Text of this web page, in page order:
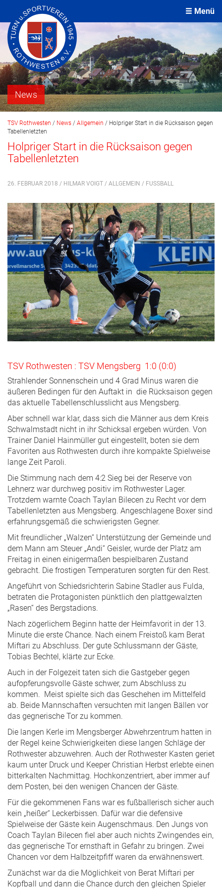
Menü
News
TSV Rothwesten / News / Allgemein / Holpriger Start in die Rücksaison gegen
Tabellenletzten
Holpriger Start in die Rücksaison gegen
Tabellenletzten
26. FEBRUAR 2018 / HILMAR VOIGT / ALLGEMEIN / FUSSBALL
TSV Rothwesten : TSV Mengsberg 1:0 (0:0)
Strahlender Sonnenschein und 4 Grad Minus waren die
äußeren Bedingen für den Auftakt in die Rücksaison gegen
das aktuelle Tabellenschlusslicht aus Mengsberg.
Aber schnell war klar, dass sich die Männer aus dem Kreis
Schwalmstadt nicht in ihr Schicksal ergeben würden. Von
Trainer Daniel Hainmüller gut eingestellt, boten sie dem
Favoriten aus Rothwesten durch ihre kompakte Spielweise
lange Zeit Paroli.
Die Stimmung nach dem 4:2 Sieg bei der Reserve von
Lehnerz war durchweg positiv im Rothwester Lager.
Trotzdem warnte Coach Taylan Bilecen zu Recht vor dem
Tabellenletzten aus Mengsberg. Angeschlagene Boxer sind
erfahrungsgemäß die schwierigsten Gegner.
Mit freundlicher „Walzen“ Unterstützung der Gemeinde und
dem Mann am Steuer „Andi“ Geisler, wurde der Platz am
Freitag in einen einigermaßen bespielbaren Zustand
gebracht. Die frostigen Temperaturen sorgten für den Rest.
Angeführt von Schiedsrichterin Sabine Stadler aus Fulda,
betraten die Protagonisten pünktlich den plattgewalzten
„Rasen“ des Bergstadions.
Nach zögerlichem Beginn hatte der Heimfavorit in der 13.
Minute die erste Chance. Nach einem Freistoß kam Berat
Miftari zu Abschluss. Der gute Schlussmann der Gäste,
Tobias Bechtel, klärte zur Ecke.
Auch in der Folgezeit taten sich die Gastgeber gegen
aufopferungsvolle Gäste schwer, zum Abschluss zu
kommen. Meist spielte sich das Geschehen im Mittelfeld
ab. Beide Mannschaften versuchten mit langen Bällen vor
das gegnerische Tor zu kommen.
Die langen Kerle im Mengsberger Abwehrzentrum hatten in
der Regel keine Schwierigkeiten diese langen Schläge der
Rothwester abzuwehren. Auch der Rothwester Kasten geriet
kaum unter Druck und Keeper Christian Herbst erlebte einen
bitterkalten Nachmittag. Hochkonzentriert, aber immer auf
dem Posten, bei den wenigen Chancen der Gäste.
Für die gekommenen Fans war es fußballerisch sicher auch
kein „heißer“ Leckerbissen. Dafür war die defensive
Spielweise der Gäste kein Augenschmaus. Den Jungs von
Coach Taylan Bilecen fiel aber auch nichts Zwingendes ein,
das gegnerische Tor ernsthaft in Gefahr zu bringen. Zwei
Chancen vor dem Halbzeitpfiff waren da erwähnenswert.
Zunächst war da die Möglichkeit von Berat Miftari per
Kopfball und dann die Chance durch den gleichen Spieler